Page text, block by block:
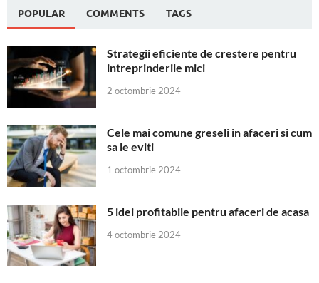
POPULAR COMMENTS TAGS
Strategii eficiente de crestere pentru
intreprinderile mici
2 octombrie 2024
Cele mai comune greseli in afaceri si cum
sa le eviti
1 octombrie 2024
5 idei profitabile pentru afaceri de acasa
4 octombrie 2024